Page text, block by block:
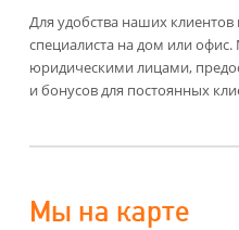
Для удобства наших
специалиста на дом или
юридическими лицами,
и бонусов для постоянных
Мы на карте